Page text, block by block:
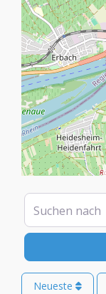
Suchen nach
Neueste